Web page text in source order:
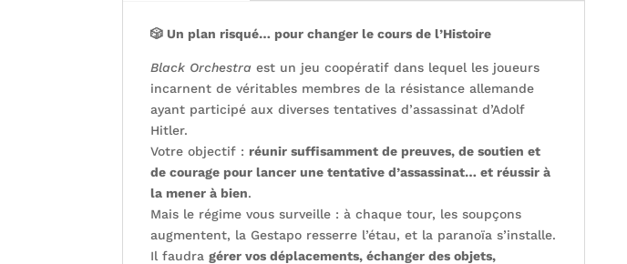
🎲 Un plan risqué… pour changer le cours de l’Histoire
Black Orchestra est un jeu coopératif dans lequel les joueurs
incarnent de véritables membres de la résistance allemande
ayant participé aux diverses tentatives d’assassinat d’Adolf
Hitler.
Votre objectif : réunir suffisamment de preuves, de soutien et
de courage pour lancer une tentative d’assassinat… et réussir à
la mener à bien.
Mais le régime vous surveille : à chaque tour, les soupçons
augmentent, la Gestapo resserre l’étau, et la paranoïa s’installe.
Il faudragérer vos déplacements, échanger des objets,